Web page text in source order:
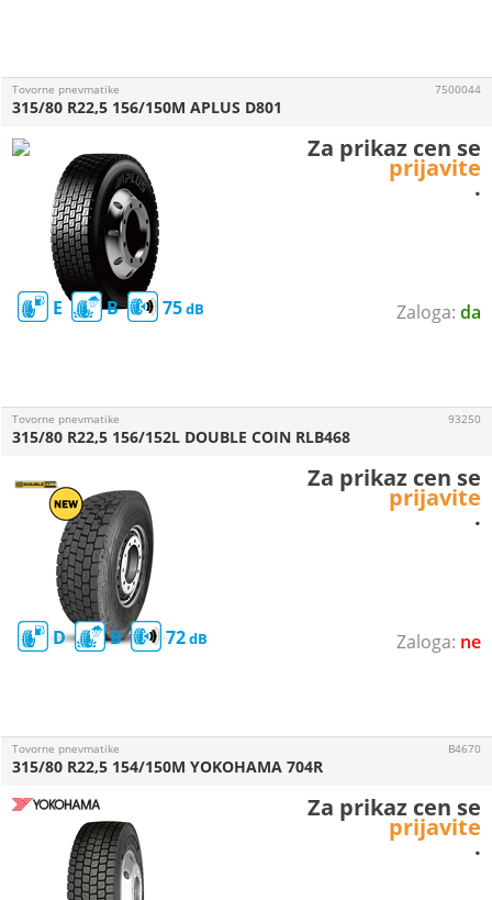
da
Tovorne pnevmatike
E B 75
315/80 R22,5 156/150M APLUS D801
7500044
Za prikaz cen se
prijavite
.
ne
Tovorne pnevmatike
D B 72
315/80 R22,5 156/152L DOUBLE COIN RLB468
93250
Za prikaz cen se
prijavite
.
Tovorne pnevmatike
315/80 R22,5 154/150M YOKOHAMA 704R
B4670
Za prikaz cen se
prijavite
.